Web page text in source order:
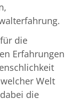
die
Erfahrungen
Welt
die